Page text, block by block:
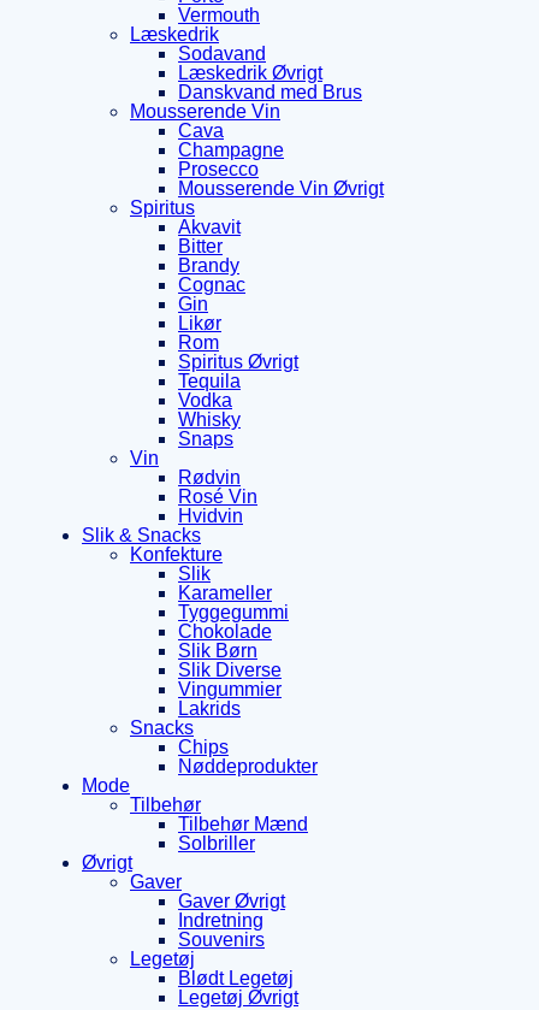
Vermouth
Læskedrik
Sodavand
Læskedrik Øvrigt
Danskvand med Brus
Mousserende Vin
Cava
Champagne
Prosecco
Mousserende Vin Øvrigt
Spiritus
Akvavit
Bitter
Brandy
Cognac
Gin
Likør
Rom
Spiritus Øvrigt
Tequila
Vodka
Whisky
Snaps
Vin
Rødvin
Rosé Vin
Hvidvin
Slik & Snacks
Konfekture
Slik
Karameller
Tyggegummi
Chokolade
Slik Børn
Slik Diverse
Vingummier
Lakrids
Snacks
Chips
Nøddeprodukter
Mode
Tilbehør
Tilbehør Mænd
Solbriller
Øvrigt
Gaver
Gaver Øvrigt
Indretning
Souvenirs
Legetøj
Blødt Legetøj
Legetøj Øvrigt